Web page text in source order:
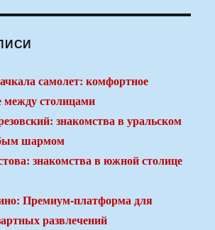
самолет: комфортное
между столицами
знакомства в уральском
шармом
знакомства в южной столице
Премиум-платформа для
развлечений